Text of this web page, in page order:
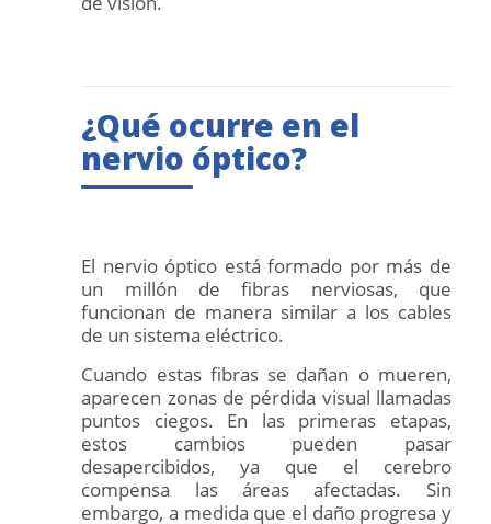
¿Qué ocurre en el
nervio óptico?
El nervio óptico está formado por más de
un millón de fibras nerviosas, que
funcionan de manera similar a los cables
de un sistema eléctrico.
Cuando estas fibras se dañan o mueren,
aparecen zonas de pérdida visual llamadas
puntos ciegos. En las primeras etapas,
estos cambios pueden pasar
desapercibidos, ya que el cerebro
compensa las áreas afectadas. Sin
embargo, a medida que el daño progresa y